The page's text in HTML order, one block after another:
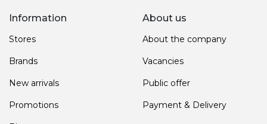
Information
Stores
Brands
New arrivals
Promotions
About us
About the company
Vacancies
Public offer
Payment & Delivery